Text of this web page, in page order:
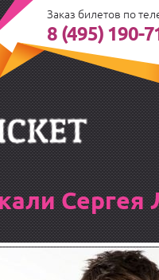
Заказ билетов по
8 (495) 190-
Сергея